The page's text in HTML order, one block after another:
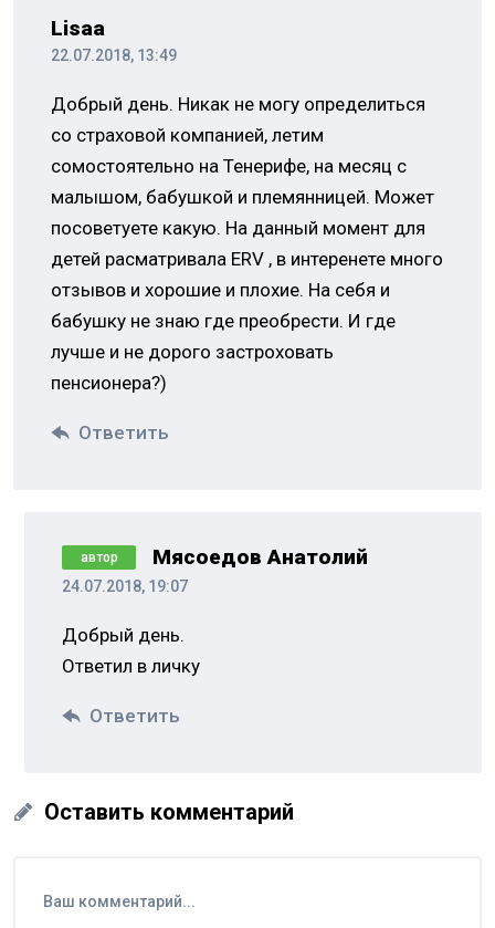
Lisaa
22.07.2018, 13:49
Добрый день. Никак не могу определиться
со страховой компанией, летим
сомостоятельно на Тенерифе, на месяц с
малышом, бабушкой и племянницей. Может
посоветуете какую. На данный момент для
детей расматривала ERV , в интеренете много
отзывов и хорошие и плохие. На себя и
бабушку не знаю где преобрести. И где
лучше и не дорого застроховать
пенсионера?)
Ответить
автор Мясоедов Анатолий
24.07.2018, 19:07
Добрый день.
Ответил в личку
Ответить
Оставить комментарий